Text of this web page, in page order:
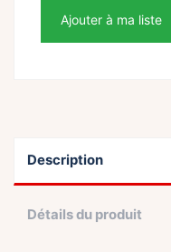
Ajouter à ma liste
Description
Détails du produit